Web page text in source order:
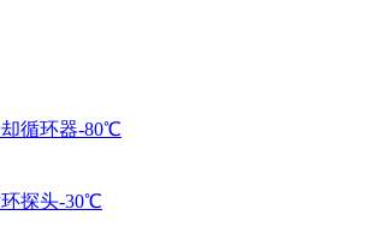
循环器-80℃
探头-30℃